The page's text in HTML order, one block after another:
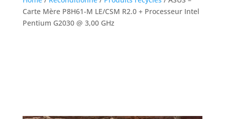
Carte Mère P8H61-M LE/CSM R2.0 + Processeur Intel
Pentium G2030 @ 3,00 GHz